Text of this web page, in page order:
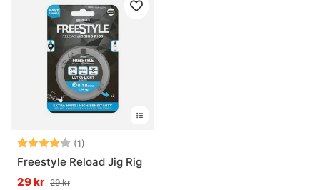
Betyg: (1)
Freestyle Reload Jig Rig
29 kr 29 kr